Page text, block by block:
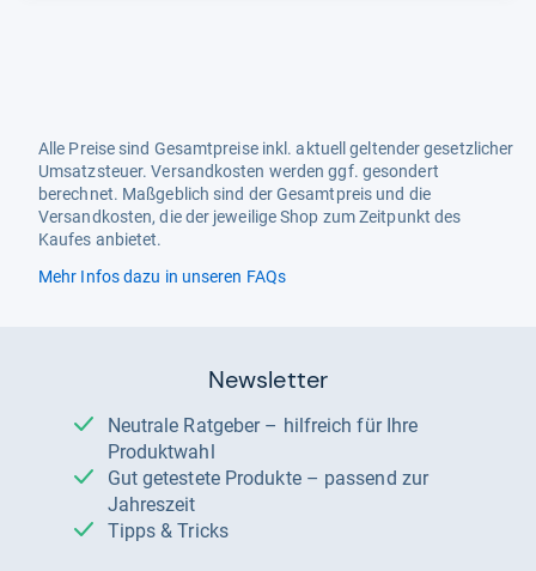
Alle Preise sind Gesamtpreise inkl. aktuell geltender gesetzlicher
Umsatzsteuer. Versandkosten werden ggf. gesondert
berechnet. Maßgeblich sind der Gesamtpreis und die
Versandkosten, die der jeweilige Shop zum Zeitpunkt des
Kaufes anbietet.
Mehr Infos dazu in unseren FAQs
Newsletter
Neutrale Ratgeber – hilfreich für Ihre
Produktwahl
Gut getestete Produkte – passend zur
Jahreszeit
Tipps & Tricks